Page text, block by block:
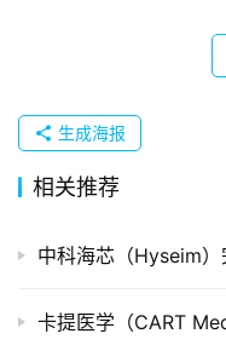
并
重
司
登录
生成海报
相关推荐
中科海芯（Hyseim
卡提医学（CART